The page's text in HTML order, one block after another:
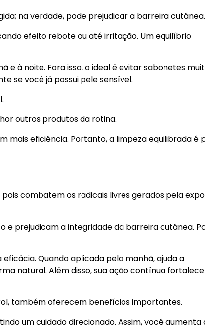
na verdade, pode prejudicar a barreira cutânea.
efeito rebote ou até irritação. Um equilíbrio
e à noite. Fora isso, o ideal é evitar sabonetes
se você já possui pele sensível.
outros produtos da rotina.
mais eficiência. Portanto, a limpeza equilibrada é
combatem os radicais livres gerados pela
e prejudicam a integridade da barreira cutânea.
Quando aplicada pela manhã, ajuda a
natural. Além disso, sua ação contínua
também oferecem benefícios importantes.
um cuidado direcionado. Assim, você aumenta